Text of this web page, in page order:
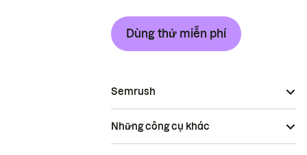
Dùng thử miễn phí
Semrush
Những công cụ khác